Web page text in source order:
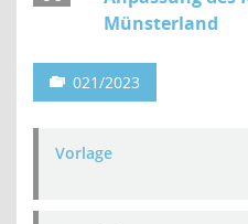
Münsterland
021/2023
Vorlage